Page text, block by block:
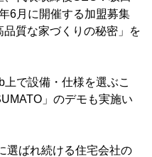
6月に開催する加盟募集
質な家づくりの秘密」を
で設備・仕様を選ぶこ
」のデモも実施い
選ばれ続ける住宅会社の